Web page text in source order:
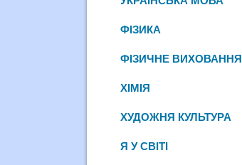
ФІЗИКА
ФІЗИЧНЕ ВИХОВАННЯ
ХІМІЯ
ХУДОЖНЯ КУЛЬТУРА
Я У СВІТІ